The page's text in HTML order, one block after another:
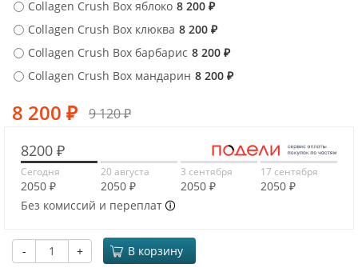
Collagen Crush Box яблоко 8 200 ₽
Collagen Crush Box клюква 8 200 ₽
Collagen Crush Box барбарис 8 200 ₽
Collagen Crush Box мандарин 8 200 ₽
8 200 ₽ 9 120₽
8200 ₽
Сегодня
2050 ₽
20 августа
2050 ₽
3 сентября
2050 ₽
17 сентября
2050 ₽
Без комиссий и переплат
- + В корзину